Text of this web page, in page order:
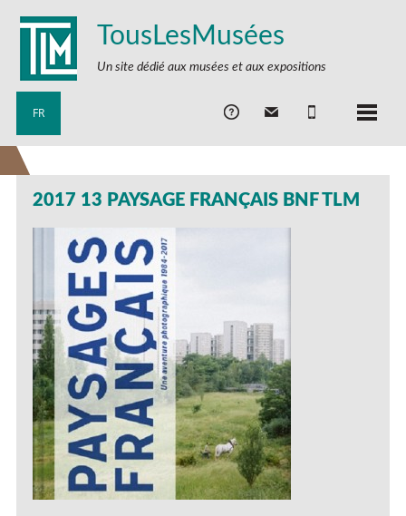
TousLesMusées
Un site dédié aux musées et aux expositions
FR
2017 13 PAYSAGE FRANÇAIS BNF TLM